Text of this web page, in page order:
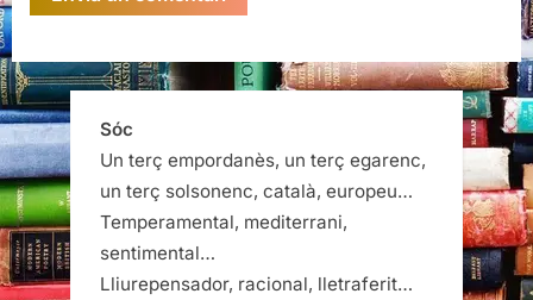
Sóc
Un terç empordanès, un terç egarenc,
un terç solsonenc, català, europeu…
Temperamental, mediterrani,
sentimental…
Lliurepensador, racional, lletraferit…